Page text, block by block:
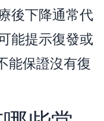
後下降通常代
能提示復發或
能保證沒有復